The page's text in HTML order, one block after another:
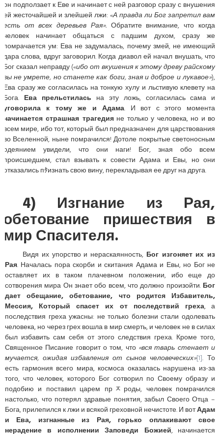
он подползает к Еве и начинает с ней разговор сразу с внушения
ей жесточайшей и злейшей лжи: «А правда ли Бог запретил вам
есть от всех деревьев Рая».Обратите внимание, что когда
человек начинает общаться с падшим духом, сразу же
помрачается ум: Ева не задумалась, почему змей, не имеющий
дара слова, вдруг заговорил. Когда диавол ей начал внушать, что
Бог сказал неправду («ибо от вкушения к этому древу райскому
вы не умрете, но станете как боги, зная и доброе и лукавое»),
Ева сразу же согласилась на тонкую хулу и льстивую клевету на
Бога. Ева прельстилась на эту ложь, согласилась сама и
уговорила к тому же и Адама. И вот с этого момента
начинается страшная трагедияне только у человека, но и во
всем мире, ибо тот, который был предназначен для царствования
во Вселенной, ныне помрачился! Дотоле покрытые светоносным
одеянием увидели, что они наги! Бог, зная обо всем
происшедшем, стал взывать к совести Адама и Евы, но они
отказались пﾀизнать свою вину, перекладывая ее друг на друга.
4) Изгнание из Рая,
обетование пришествия в
мир Спасителя.
Видя их упорство и нераскаянность, Бог изгоняет их из
Рая. Началась пора скорби и скитания Адама и Евы, но Бог не
оставляет их в таком плачевном положении, ибо еще до
сотворения мира Он знает обо всем, что должно произойти. Бог
дает обещание, обетование, что родится Избавитель,
Мессия, Который спасет их от последствий греха, а
последствия греха ужасны: не только болезни стали одолевать
человека, но через грех вошла в мир смерть, и человек не в силах
был избавить сам себя от этого следствия греха. Кроме того,
Священное Писание говорит о том, что «вся тварь стенает и
мучается, ожидая избавления от сынов человеческих»[1]. То
есть гармония всего мира, космоса оказалась нарушена из-за
того, что человек, которого Бог сотворил по Своему образу и
подобию и поставил царем прﾸроды, человек помрачился
настолько, что потерял здравые понятия, забыл Своего Отца –
Бога, прилепился к лжи и всякой греховной нечистоте. И вотАдам
и Ева, изгнанные из Рая, горько оплакивают свое
нерадение в исполнении Заповеди Божией, начинается